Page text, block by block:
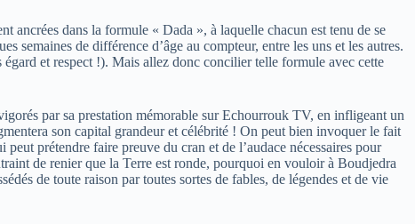
ancrées dans la formule « Dada », à laquelle chacun est tenu de se
semaines de différence d’âge au compteur, entre les uns et les autres.
et respect !). Mais allez donc concilier telle formule avec cette
par sa prestation mémorable sur Echourrouk TV, en infligeant un
son capital grandeur et célébrité ! On peut bien invoquer le fait
prétendre faire preuve du cran et de l’audace nécessaires pour
de renier que la Terre est ronde, pourquoi en vouloir à Boudjedra
de toute raison par toutes sortes de fables, de légendes et de vie